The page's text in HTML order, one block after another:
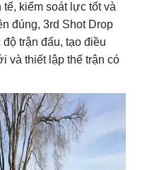
kiểm soát lực tốt và
đúng, 3rd Shot Drop
trận đấu, tạo điều
và thiết lập thế trận có